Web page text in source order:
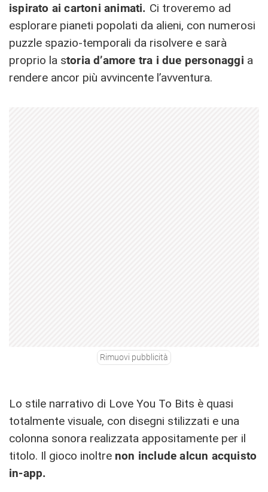
ispirato ai cartoni animati. Ci troveremo ad
esplorare pianeti popolati da alieni, con numerosi
puzzle spazio-temporali da risolvere e sarà
proprio la storia d’amore tra i due personaggi a
rendere ancor più avvincente l’avventura.
Rimuovi pubblicità
Lo stile narrativo di Love You To Bits è quasi
totalmente visuale, con disegni stilizzati e una
colonna sonora realizzata appositamente per il
titolo. Il gioco inoltre non include alcun acquisto
in-app.